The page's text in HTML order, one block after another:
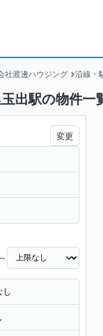
社渡邊ハウジング 沿線・
出駅の物件一
変更
～
し